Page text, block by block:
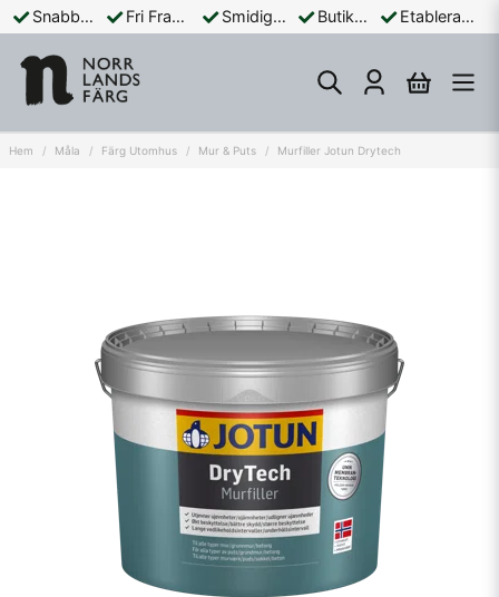
Snabba Leveranser Fri Frakt Över 899:- Smidiga Betalningar Butik och Online Etablerad Sedan 1965
Hem Måla Färg Utomhus Mur & Puts Murfiller Jotun Drytech